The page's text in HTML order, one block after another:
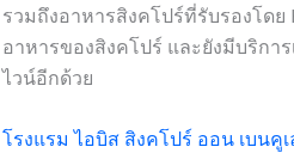
รวมถึงอาหารสิงคโปร์ที่รับรองโด
อาหารของสิงคโปร์ และยังมีบริกา
ไวน์อีกด้วย
โรงแรม ไอบิส สิงคโปร์ ออน เบนคู